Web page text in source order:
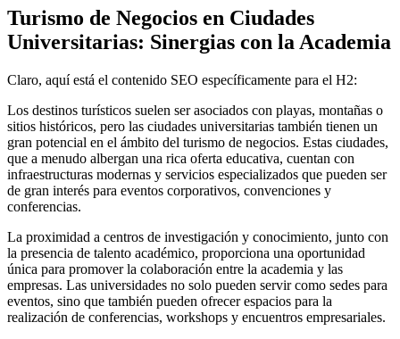
Turismo de Negocios en Ciudades
Universitarias: Sinergias con la Academia
Claro, aquí está el contenido SEO específicamente para el H2:
Los destinos turísticos suelen ser asociados con playas, montañas o
sitios históricos, pero las ciudades universitarias también tienen un
gran potencial en el ámbito del turismo de negocios. Estas ciudades,
que a menudo albergan una rica oferta educativa, cuentan con
infraestructuras modernas y servicios especializados que pueden ser
de gran interés para eventos corporativos, convenciones y
conferencias.
La proximidad a centros de investigación y conocimiento, junto con
la presencia de talento académico, proporciona una oportunidad
única para promover la colaboración entre la academia y las
empresas. Las universidades no solo pueden servir como sedes para
eventos, sino que también pueden ofrecer espacios para la
realización de conferencias, workshops y encuentros empresariales.